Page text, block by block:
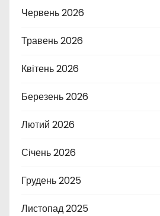
Червень 2026
Травень 2026
Квітень 2026
Березень 2026
Лютий 2026
Січень 2026
Грудень 2025
Листопад 2025